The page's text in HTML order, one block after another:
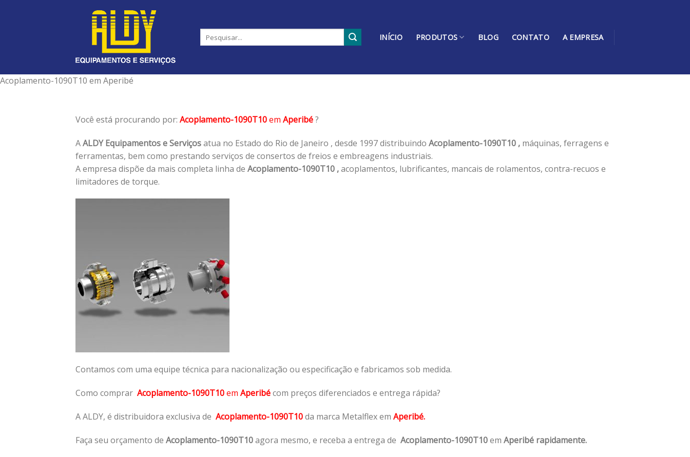
INÍCIO PRODUTOS BLOG CONTATO A EMPRESA
Acoplamento-1090T10 em Aperibé
Você está procurando por: Acoplamento-1090T10em Aperibé?
AALDY Equipamentos e Serviçosatua no Estado do Rio de Janeiro , desde 1997 distribuindo Acoplamento-1090T10 , máquinas, ferragens e
ferramentas, bem como prestando serviços de consertos de freios e embreagens industriais.
A empresa dispõe da mais completa linha de Acoplamento-1090T10 ,acoplamentos, lubrificantes, mancais de rolamentos, contra-recuos e
limitadores de torque.
Contamos com uma equipe técnica para nacionalização ou especificação e fabricamos sob medida.
Como comprar Acoplamento-1090T10em Aperibécom preços diferenciados e entrega rápida?
A ALDY, é distribuidora exclusiva de Acoplamento-1090T10da marca Metalflex em Aperibé.
Faça seu orçamento de Acoplamento-1090T10agora mesmo, e receba a entrega de Acoplamento-1090T10em Aperibé rapidamente.